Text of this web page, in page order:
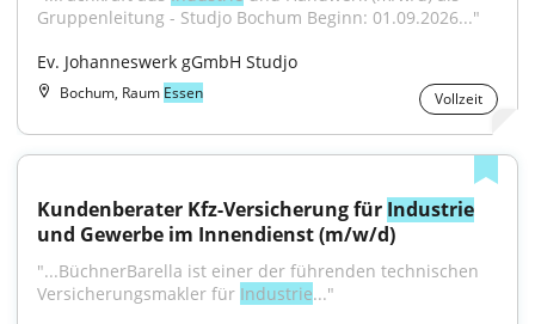
Gruppenleitung - Studjo Bochum Beginn: 01.09.2026..."
Ev. Johanneswerk gGmbH Studjo
Bochum, Raum Essen Vollzeit
Kundenberater Kfz-Versicherung für Industrie
und Gewerbe im Innendienst (m/w/d)
"...BüchnerBarella ist einer der führenden technischen
Versicherungsmakler für Industrie..."